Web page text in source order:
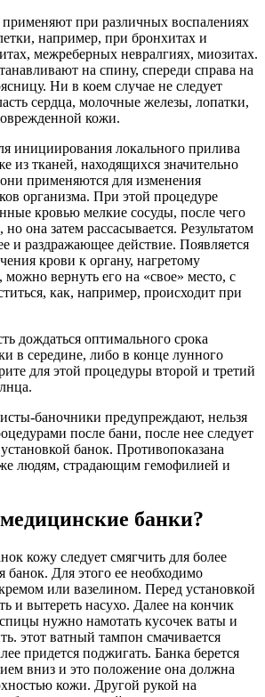
при различных воспалениях
например, при бронхитах и
межреберных невралгиях, миозитах.
на спину, спереди справа на
Ни в коем случае не следует
сердца, молочные железы, лопатки,
кожи.
инициирования локального прилива
из тканей, находящихся значительно
применяются для изменения
организма. При этой процедуре
кровью мелкие сосуды, после чего
но она затем рассасывается. Результатом
и раздражающее действие. Появляется
крови к органу, нагретому
вернуть его на «свое» место, с
как, например, происходит при
дождаться оптимального срока
в середине, либо в конце лунного
для этой процедуры второй и третий
баночники предупреждают, нельзя
после бани, после нее следует
банок. Противопоказана
людям, страдающим гемофилией и
банки?
кожу следует смягчить для более
банок. Для этого ее необходимо
или вазелином. Перед установкой
и вытереть насухо. Далее на кончик
нужно намотать кусочек ваты и
этот ватный тампон смачивается
придется поджигать. Банка берется
вниз и это положение она должна
кожи. Другой рукой на